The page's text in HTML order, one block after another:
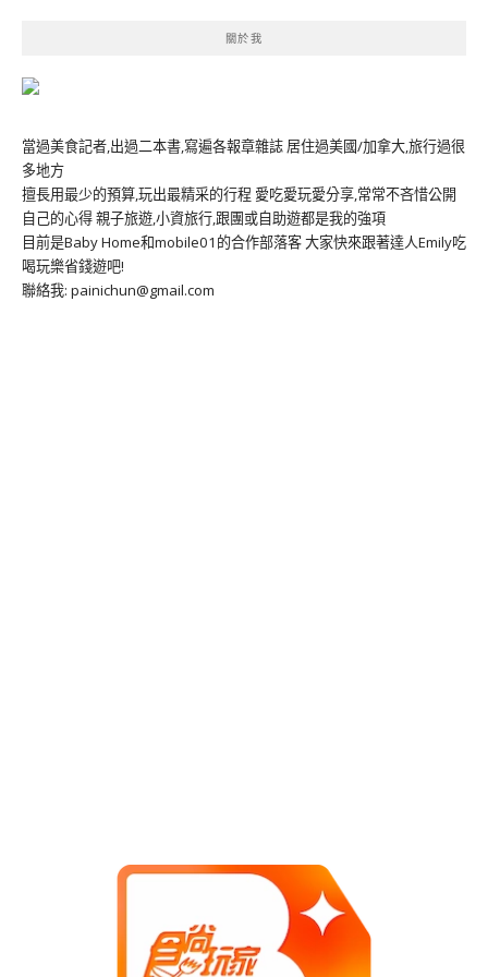
關於我
當過美食記者,出過二本書,寫遍各報章雜誌 居住過美國/加拿大,旅行過很
多地方
擅長用最少的預算,玩出最精采的行程 愛吃愛玩愛分享,常常不吝惜公開
自己的心得 親子旅遊,小資旅行,跟團或自助遊都是我的強項
目前是Baby Home和mobile01的合作部落客 大家快來跟著達人Emily吃
喝玩樂省錢遊吧!
聯絡我: painichun@gmail.com